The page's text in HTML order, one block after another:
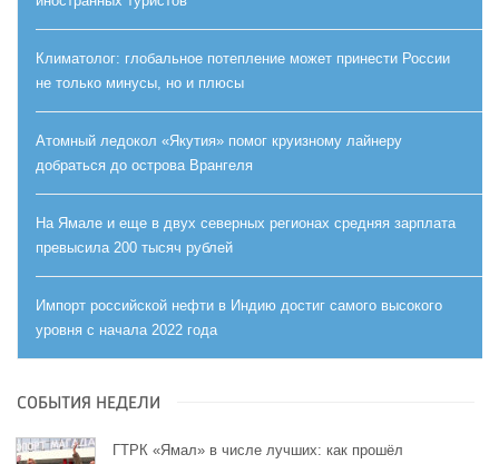
Климатолог: глобальное потепление может принести России
не только минусы, но и плюсы
Атомный ледокол «Якутия» помог круизному лайнеру
добраться до острова Врангеля
На Ямале и еще в двух северных регионах средняя зарплата
превысила 200 тысяч рублей
Импорт российской нефти в Индию достиг самого высокого
уровня с начала 2022 года
СОБЫТИЯ НЕДЕЛИ
ГТРК «Ямал» в числе лучших: как прошёл